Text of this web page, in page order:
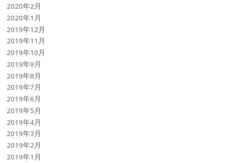
2020年2月
2020年1月
2019年12月
2019年11月
2019年10月
2019年9月
2019年8月
2019年7月
2019年6月
2019年5月
2019年4月
2019年3月
2019年2月
2019年1月